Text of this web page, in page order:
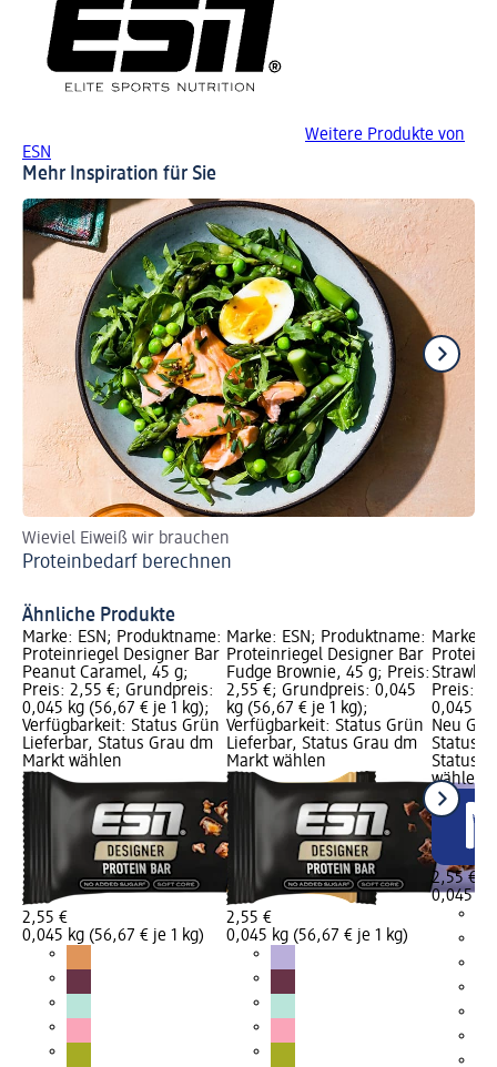
Weitere Produkte von
ESN
Mehr Inspiration für Sie
Wieviel Eiweiß wir brauchen
Proteinbedarf berechnen
Ähnliche Produkte
Marke: ESN; Produktname:
Proteinriegel Designer Bar
Peanut Caramel, 45 g;
Preis: 2,55 €; Grundpreis:
0,045 kg (56,67 € je 1 kg);
Verfügbarkeit: Status Grün
Lieferbar, Status Grau dm
Markt wählen
2,55 €
0,045 kg (56,67 € je 1 kg)
Marke: ESN; Produktname:
Proteinriegel Designer Bar
Fudge Brownie, 45 g; Preis:
2,55 €; Grundpreis: 0,045
kg (56,67 € je 1 kg);
Verfügbarkeit: Status Grün
Lieferbar, Status Grau dm
Markt wählen
2,55 €
0,045 kg (56,67 € je 1 kg)
Marke:
Preis:
0,045
Neu
Status
Status
wählen
2,55 €
0,045 kg